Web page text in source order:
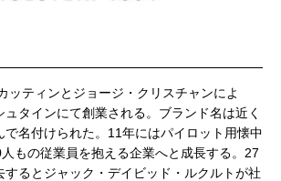
ッティンとジョージ・クリスチャンによ
ュタインにて創業される。ブランド名は近く
で名付けられた。11年にはパイロット用懐中
もの従業員を抱える企業へと成長する。27
するとジャック・デイビッド・ルクルトが社